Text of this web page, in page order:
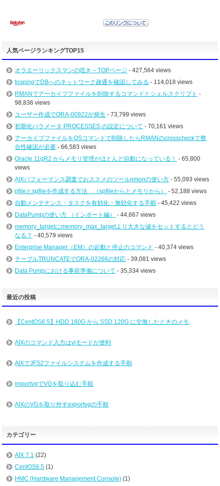
人気ページランキングTOP15
オラエーリックスマンの呟き – TOPページ - 427,564 views
tnspingでDBへのネットワーク疎通を確認してみる - 114,018 views
RMANでアーカイブファイルを削除するコマンドとシェルスクリプト -
98,836 views
ユーザー作成でORA-00922が発生 - 73,799 views
初期化パラメータ PROCESSES の設定について - 70,161 views
アーカイブファイルをOSコマンドで削除したらRMANのcrosscheckで整
合性確認が必要 - 66,583 views
Oracle 11gR2 からメモリ管理がほとんど自動になっている！ - 65,800
views
AIXパフォーマンス調査でおススメのツールnmonの使い方 - 55,093 views
pfileとspfileを作成する方法 （spfileからとメモリから）
- 52,188 views
自動メンテナンス・タスクを有効化・無効化する手順 - 45,422 views
DataPumpの使い方 （インポート編）
- 44,667 views
memory_targetにmemory_max_targetより大きな値をセットするとどう
なる？ - 40,579 views
Enterprise Manager（EM）の起動と停止のコマンド - 40,374 views
テーブルTRUNCATEでORA-02266の対応 - 39,081 views
Data Pumpにおける事前準備について - 35,334 views
最近の投稿
【CentOS6.5】HDD 160G から SSD 120G に交換したときのメモ
AIXのコマンド入力はviモードが便利
AIXでJFS2ファイルシステムを作成する手順
importvgでVGを取り込む手順
AIXのVGを取り外すexportvgの手順
カテゴリー
AIX 7.1 (22)
CentOS6.5 (1)
HMC (Hardware Management Console) (1)